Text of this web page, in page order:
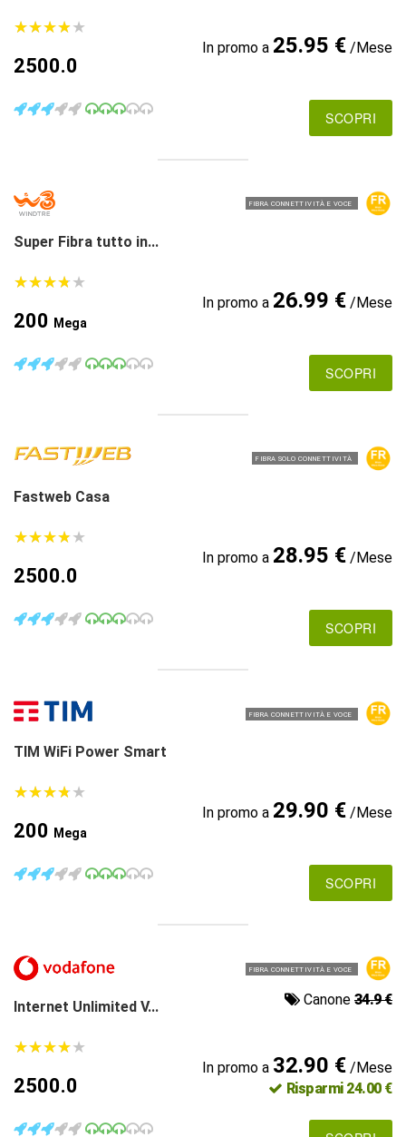
★★★★★
★★★★★
2500.0
In promo a 25.95 €/Mese
SCOPRI
FIBRA CONNETTIVITÀ E VOCE
Super Fibra tutto in...
★★★★★
★★★★★
200 Mega
In promo a 26.99 €/Mese
SCOPRI
FIBRA SOLO CONNETTIVITÀ
Fastweb Casa
★★★★★
★★★★★
2500.0
In promo a 28.95 €/Mese
SCOPRI
FIBRA CONNETTIVITÀ E VOCE
TIM WiFi Power Smart
★★★★★
★★★★★
200 Mega
In promo a 29.90 €/Mese
SCOPRI
FIBRA CONNETTIVITÀ E VOCE
Internet Unlimited V... Canone 34.9 €
★★★★★
★★★★★
2500.0
In promo a 32.90 €/Mese
Risparmi 24.00 €